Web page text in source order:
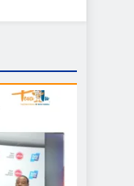
Kiswahili, pamoja na